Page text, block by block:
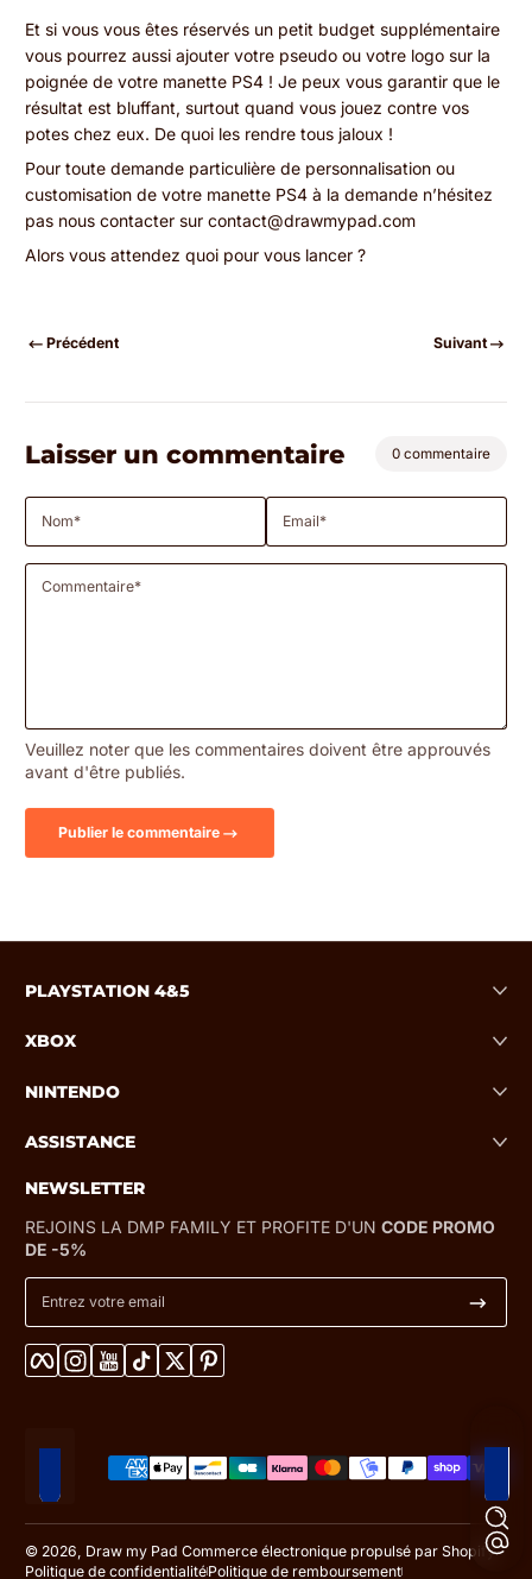
Et si vous vous êtes réservés un petit budget supplémentaire
vous pourrez aussi ajouter votre pseudo ou votre logo sur la
poignée de votre manette PS4 ! Je peux vous garantir que le
résultat est bluffant, surtout quand vous jouez contre vos
potes chez eux. De quoi les rendre tous jaloux !
Pour toute demande particulière de personnalisation ou
customisation de votre manette PS4 à la demande n’hésitez
pas nous contacter sur contact@drawmypad.com
Alors vous attendez quoi pour vous lancer ?
Précédent Suivant
Laisser un commentaire 0 commentaire
Nom* Email*
Commentaire*
Veuillez noter que les commentaires doivent être approuvés
avant d'être publiés.
Publier le commentaire
PLAYSTATION 4&5
XBOX
NINTENDO
ASSISTANCE
NEWSLETTER
REJOINS LA DMP FAMILY ET PROFITE D'UN CODE PROMO
DE -5%
Entrez votre email
Facebook
Instagram
YouTube
TikTokTwitterPinterest
Localisation
Méthodes de paiement
© 2026, Draw my Pad Commerce électronique propulsé par Shopify
Politique de confidentialitéPolitique de remboursement